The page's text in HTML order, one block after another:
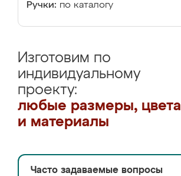
Ручки: по каталогу
Изготовим по
индивидуальному
проекту:
любые размеры, цвета
и материалы
Часто задаваемые вопросы